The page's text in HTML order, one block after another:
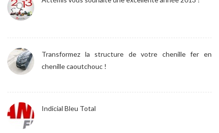
Transformez la structure de votre chenille fer en
chenille caoutchouc !
Indicial Bleu Total